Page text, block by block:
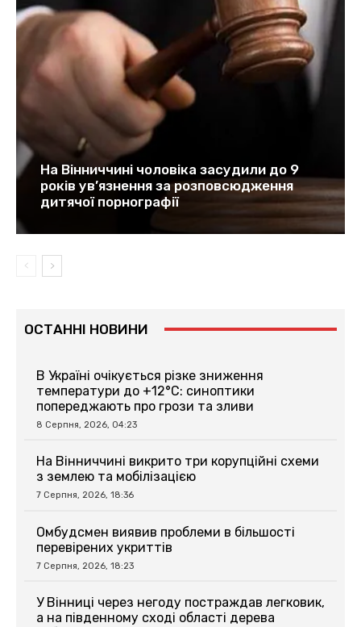
На Вінниччині чоловіка засудили до 9
років ув’язнення за розповсюдження
дитячої порнографії
ОСТАННІ НОВИНИ
В Україні очікується різке зниження
температури до +12°C: синоптики
попереджають про грози та зливи
8 Серпня, 2026, 04:23
На Вінниччині викрито три корупційні схеми
з землею та мобілізацією
7 Серпня, 2026, 18:36
Омбудсмен виявив проблеми в більшості
перевірених укриттів
7 Серпня, 2026, 18:23
У Вінниці через негоду постраждав легковик,
а на південному сході області дерева